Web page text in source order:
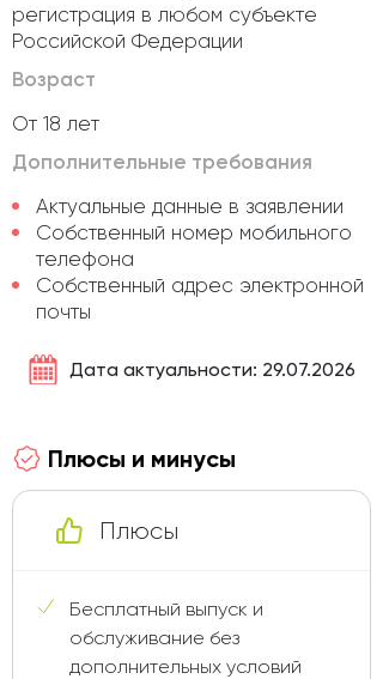
регистрация в любом субъекте
Российской Федерации
Возраст
От 18 лет
Дополнительные требования
Актуальные данные в заявлении
Собственный номер мобильного
телефона
Собственный адрес электронной
почты
Дата актуальности: 29.07.2026
Плюсы и минусы
Плюсы
Бесплатный выпуск и
обслуживание без
дополнительных условий